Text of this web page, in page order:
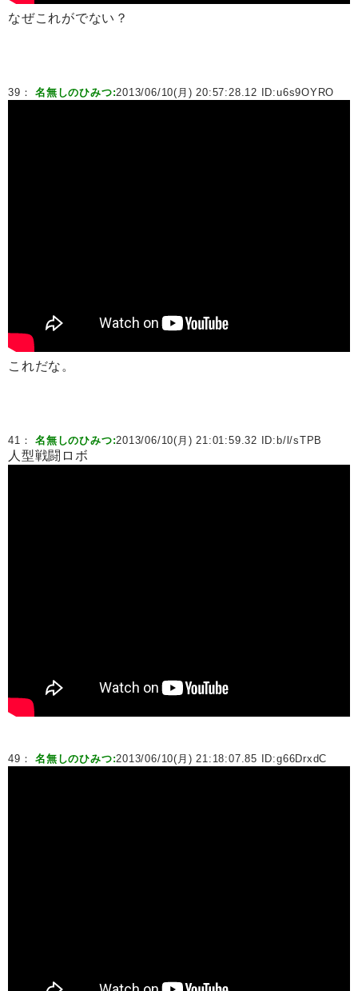
なぜこれがでない？
39：名無しのひみつ:2013/06/10(月) 20:57:28.12 ID:u6s9OYRO
これだな。
41：名無しのひみつ:2013/06/10(月) 21:01:59.32 ID: b/l/sTPB
人型戦闘ロボ
49：名無しのひみつ:2013/06/10(月) 21:18:07.85 ID:g66DrxdC